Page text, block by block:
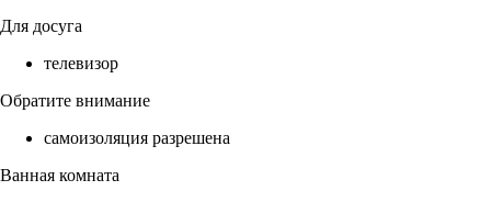
Для досуга
телевизор
Обратите внимание
самоизоляция разрешена
Ванная комната